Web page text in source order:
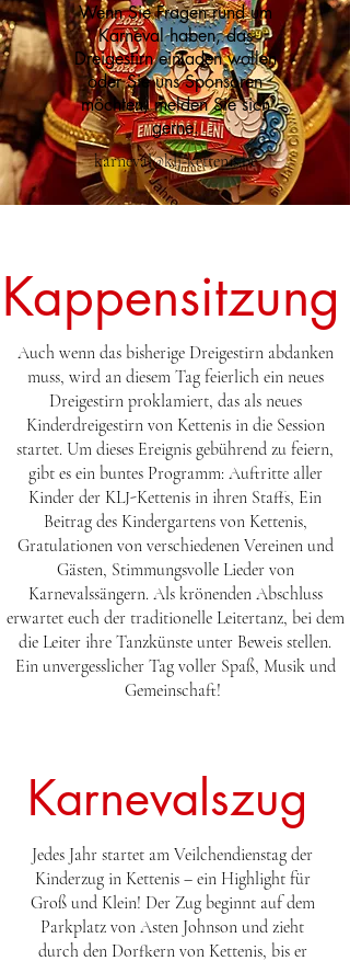
Wenn Sie Fragen rund um
Karneval haben, das
Dreigestirn einladen wollen
oder Sie uns Sponsoren
möchten, melden Sie sich
gerne.
karneval@klj-kettenis.be
Kappensitzung
Auch wenn das bisherige Dreigestirn abdanken
muss, wird an diesem Tag feierlich ein neues
Dreigestirn proklamiert, das als neues
Kinderdreigestirn von Kettenis in die Session
startet. Um dieses Ereignis gebührend zu feiern,
gibt es ein buntes Programm: Auftritte aller
Kinder der KLJ-Kettenis in ihren Staffs, Ein
Beitrag des Kindergartens von Kettenis,
Gratulationen von verschiedenen Vereinen und
Gästen, Stimmungsvolle Lieder von
Karnevalssängern. Als krönenden Abschluss
erwartet euch der traditionelle Leitertanz, bei dem
die Leiter ihre Tanzkünste unter Beweis stellen.
Ein unvergesslicher Tag voller Spaß, Musik und
Gemeinschaft!
Karnevalszug
Jedes Jahr startet am Veilchendienstag der
Kinderzug in Kettenis – ein Highlight für
Groß und Klein! Der Zug beginnt auf dem
Parkplatz von Asten Johnson und zieht
durch den Dorfkern von Kettenis, bis er